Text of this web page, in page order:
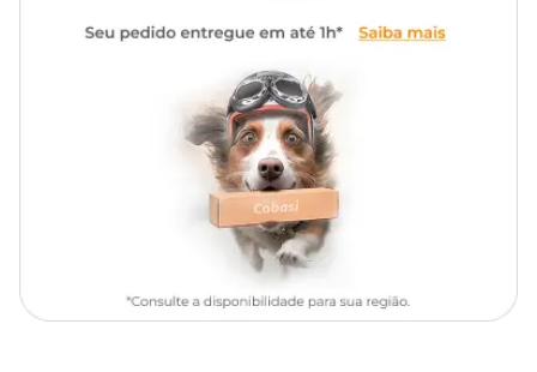
Cobasi aRação Úmida Premier Gourmet Gatos Adultos
site, no app ou em nossas lojas físicas.
Água, carne de bovino (37%), arroz integral (0,75%), espinafre (1%),
goma guar, taurina, acetato de DL-alfa-tocoferol, acetato de
retinol, ácido ascórbico monofosfato, ácido fólico, ácido
pantotênico, biotina, bissulfito de menadiona nicotinamida,
cianocobalamina, cloreto de colina, colecalciferol, niacina (ácido
nicotínico), piridoxina, riboflavina, tiamina, selenometionina
hidroxi análoga.